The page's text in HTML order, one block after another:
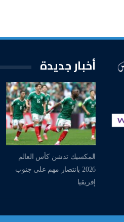
أخبار جديدة
المكسيك تدشن كأس العالم
2026 بانتصار مهم على جنوب
إفريقيا